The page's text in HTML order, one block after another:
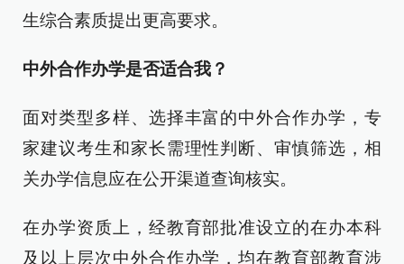
生综合素质提出更高要求。
中外合作办学是否适合我？
面对类型多样、选择丰富的中外合作办学，专
家建议考生和家长需理性判断、审慎筛选，相
关办学信息应在公开渠道查询核实。
在办学资质上，经教育部批准设立的在办本科
及以上层次中外合作办学，均在教育部教育涉